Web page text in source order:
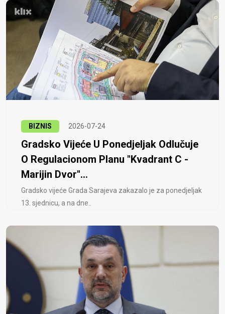
BIZNIS 2026-07-24
Gradsko Vijeće U Ponedjeljak Odlučuje
O Regulacionom Planu "Kvadrant C -
Marijin Dvor"...
Gradsko vijeće Grada Sarajeva zakazalo je za ponedjeljak
13. sjednicu, a na dne..